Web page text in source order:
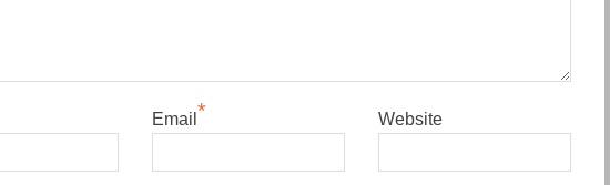
Email * Website